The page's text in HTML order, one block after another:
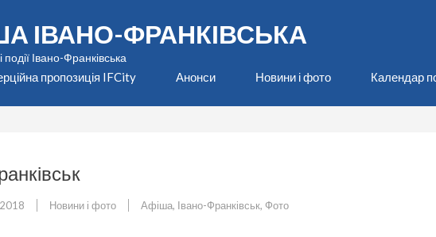
ІВАНО-ФРАНКІВСЬКА
Івано-Франківська
пропозиція IFCity Анонси Новини і фото Календар
Новини і фото Афіша, Івано-Франківськ, Фото